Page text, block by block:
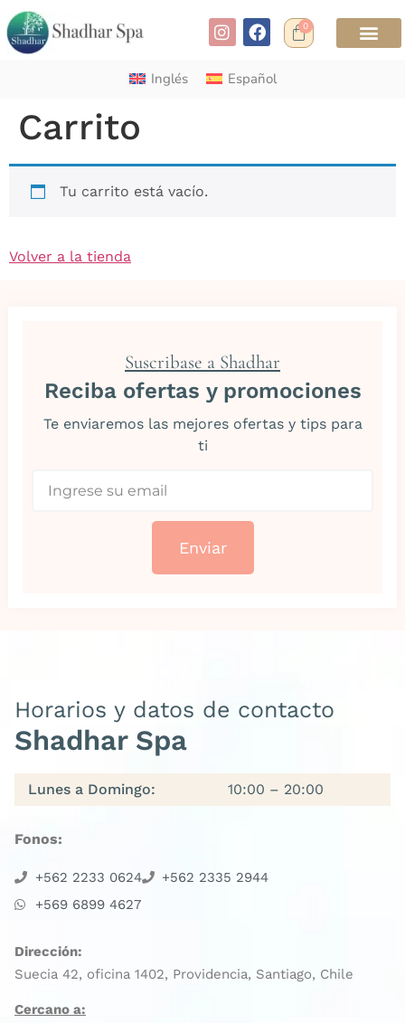
0
Inglés Español
Carrito
Tu carrito está vacío.
Volver a la tienda
Suscribase a Shadhar
Reciba ofertas y promociones
Te enviaremos las mejores ofertas y tips para
ti
Enviar
Horarios y datos de contacto
Shadhar Spa
Lunes a Domingo: 10:00 – 20:00
Fonos:
+562 2233 0624
+562 2335 2944
+569 6899 4627
Dirección:
Suecia 42, oficina 1402, Providencia, Santiago, Chile
Cercano a: